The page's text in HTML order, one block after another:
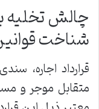
چالش تخلیه
شناخت
قرارداد اجاره،
متقابل موجر و